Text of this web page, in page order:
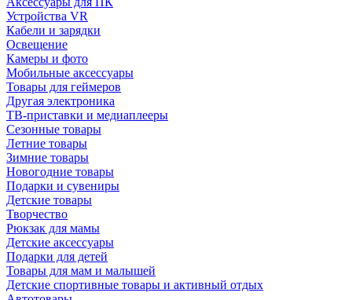
Устройства VR
Кабели и зарядки
Освещение
Камеры и фото
Мобильные аксессуары
Товары для геймеров
Другая электроника
ТВ-приставки и медиаплееры
Сезонные товары
Летние товары
Зимние товары
Новогодние товары
Подарки и сувениры
Детские товары
Творчество
Рюкзак для мамы
Детские аксессуары
Подарки для детей
Товары для мам и малышей
Детские спортивные товары и активный отдых